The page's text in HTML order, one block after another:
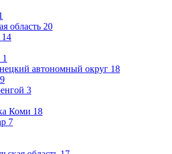
область 20
14
1
автономный округ 18
9
3
Коми 18
7